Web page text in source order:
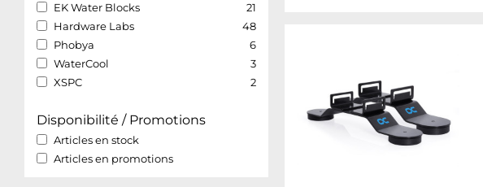
EK Water Blocks
21
Hardware Labs
48
Phobya
6
WaterCool
3
XSPC
2
Disponibilité / Promotions
Articles en stock
Articles en promotions